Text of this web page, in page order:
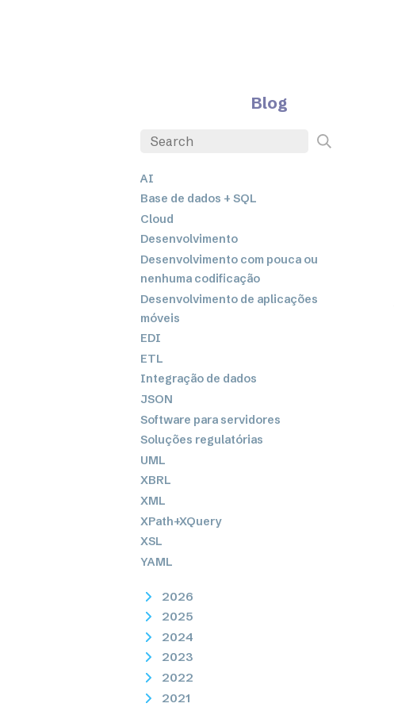
Blog
AI
Base de dados + SQL
Cloud
Desenvolvimento
Desenvolvimento com pouca ou
nenhuma codificação
Desenvolvimento de aplicações
móveis
EDI
ETL
Integração de dados
JSON
Software para servidores
Soluções regulatórias
UML
XBRL
XML
XPath+XQuery
XSL
YAML
2026
2025
2024
2023
2022
2021